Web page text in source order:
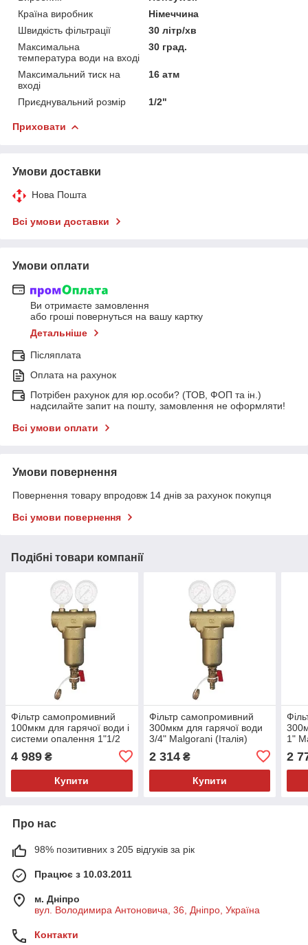
Країна виробник
Німеччина
Швидкість фільтрації
30 літр/хв
Максимальна
температура води на вході
30 град.
Максимальний тиск на
вході
16 атм
Приєднувальний розмір 1/2"
Приховати
Умови доставки
Нова Пошта
Всі умови доставки
Умови оплати
Ви отримаєте замовлення
або гроші повернуться на вашу картку
Детальніше
Післяплата
Оплата на рахунок
Потрібен рахунок для юр.особи? (ТОВ, ФОП та ін.)
надсилайте запит на пошту, замовлення не оформляти!
Всі умови оплати
Умови повернення
Повернення товару впродовж 14 днів за рахунок покупця
Всі умови повернення
Подібні товари компанії
Фільтр самопромивний
100мкм для гарячої води і
системи опалення 1"1/2
4 989 ₴
Купити
Фільтр самопромивний
300мкм для гарячої води
3/4" Malgorani (Італія)
2 314₴
Купити
1"
2
Про нас
98% позитивних з 205 відгуків за рік
Працює з 10.03.2011
м. Дніпро
вул. Володимира Антоновича, 36, Дніпро, Україна
Контакти